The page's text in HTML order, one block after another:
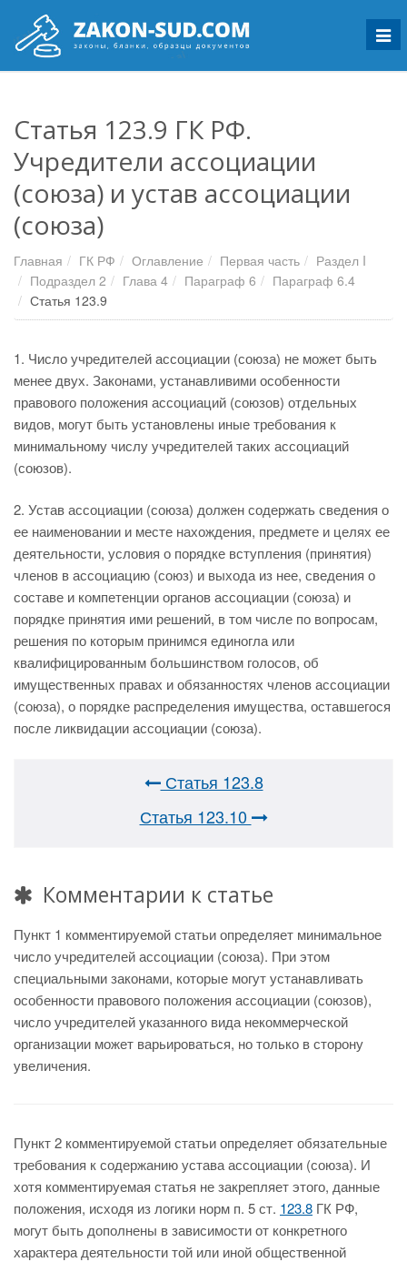
Статья 123.9 ГК РФ.
Учредители ассоциации
(союза) и устав ассоциации
(союза)
Главная ГК РФ Оглавление Первая часть
Раздел I
Подраздел 2
Глава 4 Параграф 6
Параграф 6.4
Статья 123.9
1. Число учредителей ассоциации (союза) не может быть
менее двух. Законами, устанавливими особенности
правового положения ассоциаций (союзов) отдельных
видов, могут быть установлены иные требования к
минимальному числу учредителей таких ассоциаций
(союзов).
2. Устав ассоциации (союза) должен содержать сведения о
ее наименовании и месте нахождения, предмете и целях ее
деятельности, условия о порядке вступления (принятия)
членов в ассоциацию (союз) и выхода из нее, сведения о
составе и компетенции органов ассоциации (союза) и
порядке принятия ими решений, в том числе по вопросам,
решения по которым принимся единогла или
квалифицированным большинством голосов, об
имущественных правах и обязанностях членов ассоциации
(союза), о порядке распределения имущества, оставшегося
после ликвидации ассоциации (союза).
Статья 123.8
Статья 123.10
Комментарии к статье
Пункт 1 комментируемой статьи определяет минимальное
число учредителей ассоциации (союза). При этом
специальными законами, которые могут устанавливать
особенности правового положения ассоциации (союзов),
число учредителей указанного вида некоммерческой
организации может варьироваться, но только в сторону
увеличения.
Пункт 2 комментируемой статьи определяет обязательные
требования к содержанию устава ассоциации (союза). И
хотя комментируемая статья не закрепляет этого, данные
положения, исходя из логики норм п. 5 ст. 123.8 ГК РФ,
могут быть дополнены в зависимости от конкретного
характера деятельности той или иной общественной